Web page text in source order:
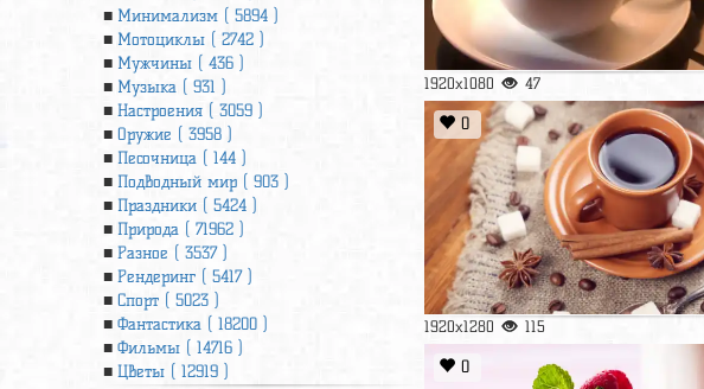
Минимализм ( 5894 )
Мотоциклы ( 2742 )
Мужчины ( 436 )
Музыка ( 931 )
Настроения ( 3059 )
Оружие ( 3958 )
Песочница ( 144 )
Подводный мир ( 903 )
Праздники ( 5424 )
Природа ( 71962 )
Разное ( 3537 )
Рендеринг ( 5417 )
Спорт ( 5023 )
Фантастика ( 18200 )
Фильмы ( 14716 )
Цветы ( 12919 )
1920x1080 47
0
1920x1280 115
0